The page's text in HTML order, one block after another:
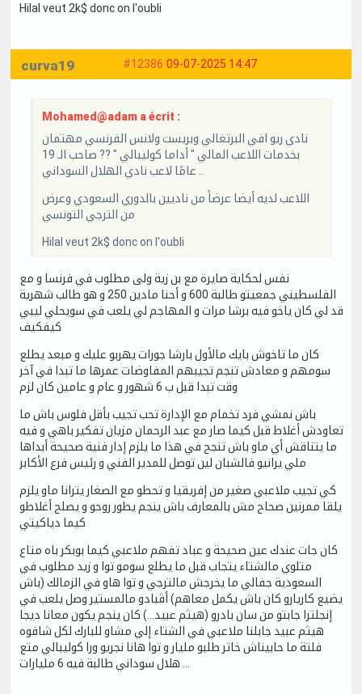
Hilal veut 2k$ donc on l'oubli
#12386 09-07-2025 14:47
curva19
Mohamed@adam a écrit :
نادي ريو افي البرتغالي وبريست ولانس الفرنسي مهتمان
بخدمات اللاعب المالي " أداما كوليبالي " ?? صاحب الـ 19
اللاعب لديه أيضا عرضاً من ناديين بالدوري السعودي وعرض
من الترجي التونسي
Hilal veut 2k$ donc on l'oubli
نفس لحكاية صايرة مع بن زية ولى مطلوب في فرنسا و مع
الفلسطيني جمعيتو طالبة 600 و أحنا مادين 250 و هو طالب شهرية
قد لي كان ياخو فيه برشا مرات و المهاجم لي يلعب في سويحلي ليبي
كيفكيف
كان ما تاخوش بايك مالأول بارشا جورات يهربو عليك و مبعد يطلع
سومهم و معادش تنجم تجيبهم المفاوضات عمرها ما تبدا في آخر
وقت تبدا قبل ب 6 شهور و عام و عامين كان لزم
باش نمشي فرد تخمام مع الإدارة تحب تجيب بأقل فلوس باش ما
تعاودش أغلاط قبل كيما صار مع عبد الرحمان مزيان تفكير باهي و فيه
ما يتناقش أي ماو باش تنجح في هذا ما يلزم إدار فنية صحيحة أبداها
ملي يرانيو فالشبان لين توصل للمدير الفني و رئيس فرع الأكابر
كي تجيب ملاعبي صغير من إفريقيا و تحطو مع الصغار يترانا ماو يلزم
يلقا ممرنين صحاح مش بالمعارف باش ينجم يطور روحو و يصلح أغلاطو
كيما دياكيتي
كان جات عندك عين صحيحة و عباد تفهم ملاعبي كيما بوبكر باه متاع
متلوي مالشتاء يتجاب قبل ما يطلع سومو توا و زيد مطلوب في
السعودية جفالي ما يخرجش مالترجي و توا هاو في الزمالك (باش
يضيع كاريارو كان باش يكمل معاهم) أڨبادو مالمستير وصل يلعب في
إنجلترا جابتو من سان بادرو (هيثم عبيد...) كان ينجم يكون معانا ديجا
هيثم عبيد جابلنا ملاعبي في الشتاء إلي مشاو للبارك لكل شافوه
فلتة ما حابيناش خاتر طلبو مليار و توا هانا نجريو ورا كوليبالي متع
هلال سوداني طالبة فيه 6 مليارات ...